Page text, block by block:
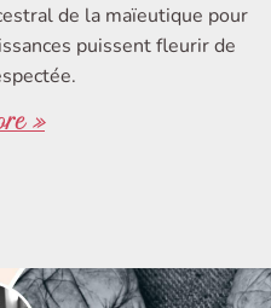
de la maïeutique pour
puissent fleurir de
»